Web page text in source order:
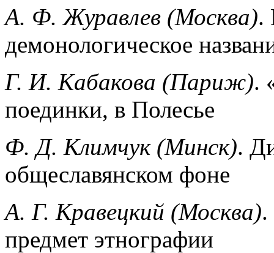
А. Ф. Журавлев (Москва).
демонологическое
Г. И. Кабакова (Париж).
поединки, в Полесье
Ф. Д. Климчук (Минск).
общеславянском фоне
А. Г. Кравецкий (Москва).
предмет этнографии